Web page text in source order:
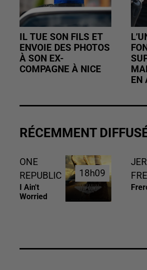
IL TUE SON FILS ET
ENVOIE DES PHOTOS
À SON EX-
COMPAGNE À NICE
EN
RÉCEMMENT
ONE
REPUBLIC
I Ain't
Worried
18h09
18h09